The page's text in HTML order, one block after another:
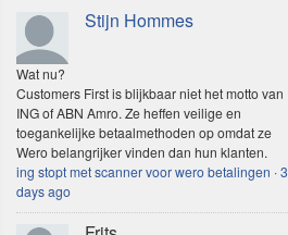
Stijn Hommes
Wat nu?
Customers First is blijkbaar niet het motto van
ING of ABN Amro. Ze heffen veilige en
toegankelijke betaalmethoden op omdat ze
Wero belangrijker vinden dan hun klanten.
ing stopt met scanner voor wero betalingen ·3
days ago